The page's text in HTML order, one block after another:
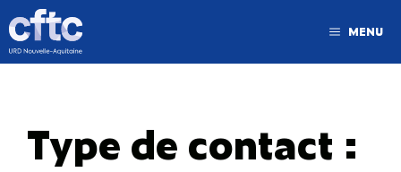
MENU
Type de contact :